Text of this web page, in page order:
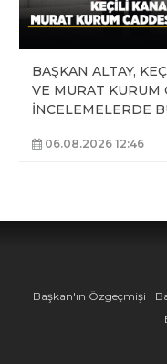
BAŞKAN ALTAY,
VE MURAT KURUM
İNCELEMELERDE
06.08.2026 12:46
Başkan'ın Özgeçmişi